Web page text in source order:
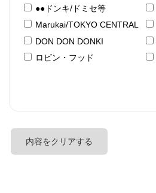
ストア ドン・キホーテ
●●ドンキ/ドミセ等
Marukai/TOKYO CENTRAL
DON DON DONKI
ロビン・フッド